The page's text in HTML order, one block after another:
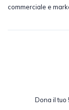
commerciale e
Dona il tuo